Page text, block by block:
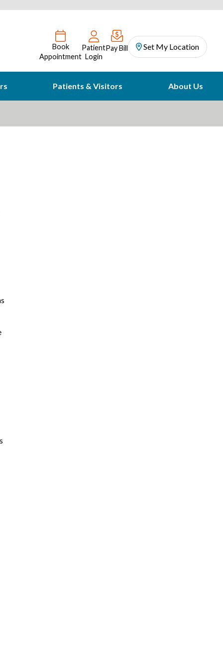
Book
Appointment
Patient
Login
Pay Bill Set My Location
Patients & Visitors About Us